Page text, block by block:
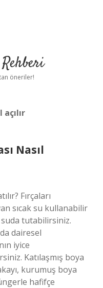
öneriler!
Nasıl
Fırçaları
sıcak su kullanabilir
suda tutabilirsiniz.
dairesel
iyice
Katılaşmış boya
kurumuş boya
hafifçe